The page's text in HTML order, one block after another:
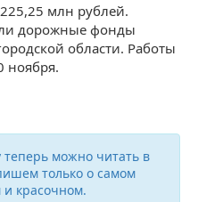
млн рублей.
дорожные фонды
области. Работы
ноября.
теперь можно читать в
только о самом
красочном.